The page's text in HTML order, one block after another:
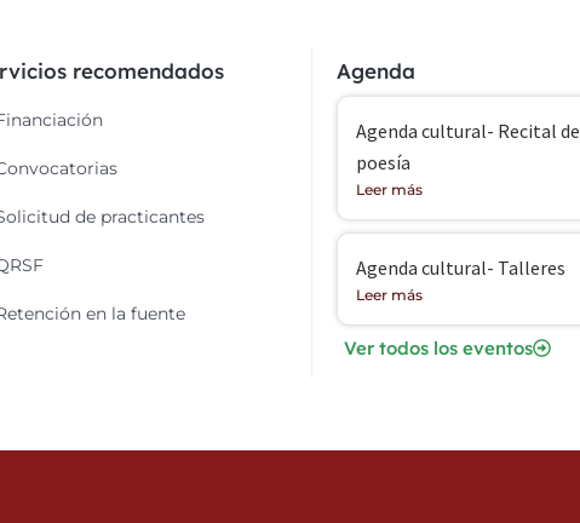
recomendados
de practicantes
en la fuente
Agenda
Agenda cultural- Recital de
poesía
Leer más
Agenda cultural- Talleres
Leer más
Ver todos los eventos